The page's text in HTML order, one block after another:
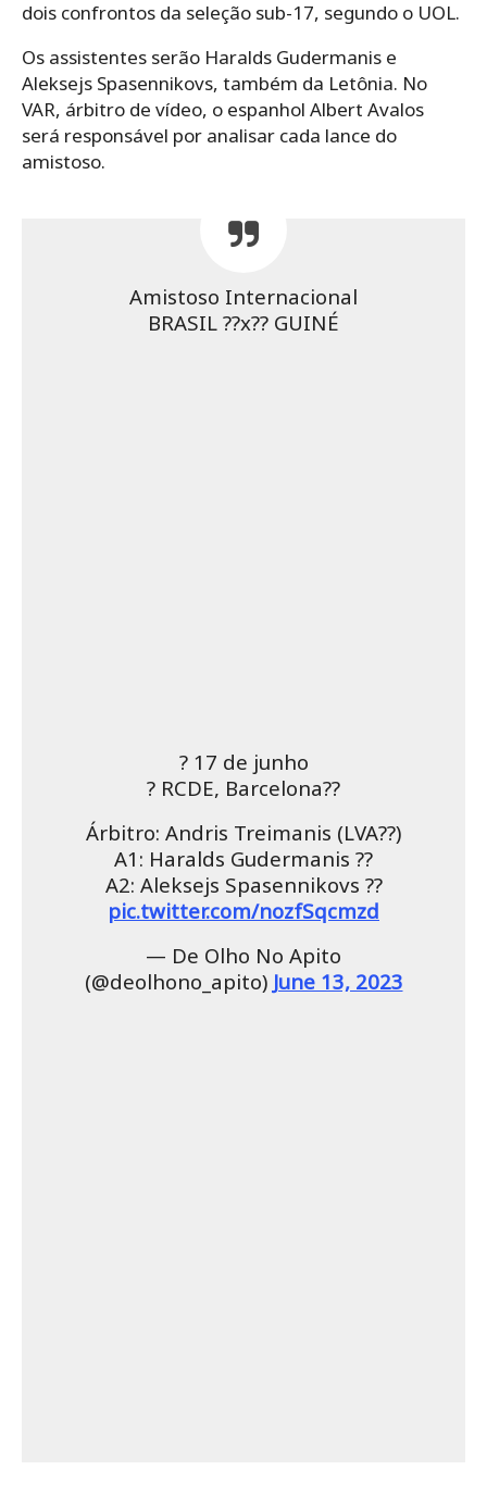
dois confrontos da seleção sub-17, segundo o UOL.
Os assistentes serão Haralds Gudermanis e
Aleksejs Spasennikovs, também da Letônia. No
VAR, árbitro de vídeo, o espanhol Albert Avalos
será responsável por analisar cada lance do
amistoso.
Amistoso Internacional
BRASIL ??x?? GUINÉ
? 17 de junho
?️ RCDE, Barcelona??
Árbitro: Andris Treimanis (LVA??)
A1: Haralds Gudermanis ??
A2: Aleksejs Spasennikovs ??
pic.twitter.com/nozfSqcmzd
— De Olho No Apito
(@deolhono_apito) June 13, 2023